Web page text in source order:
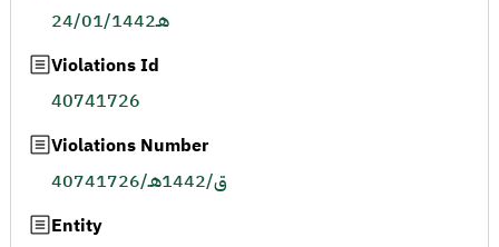
24/01/1442هـ
Violations Id
40741726
Violations Number
40741726/ق/1442هـ
Entity